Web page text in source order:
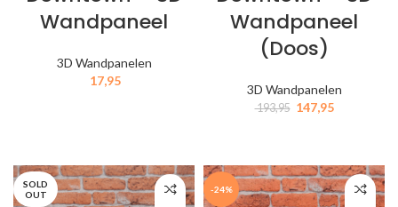
Wandpaneel
3D Wandpanelen
17,95
Wandpaneel
(Doos)
3D Wandpanelen
193,95 147,95
SOLD
OUT
-24%